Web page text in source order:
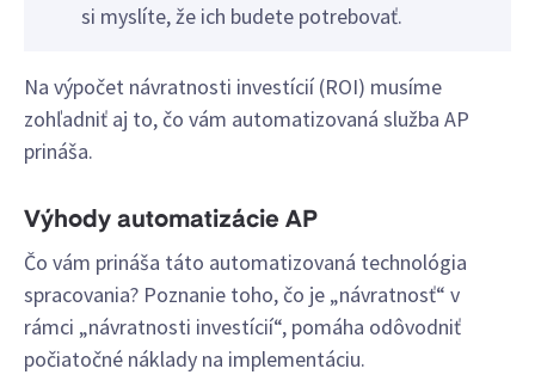
si myslíte, že ich budete potrebovať.
Na výpočet návratnosti investícií (ROI) musíme
zohľadniť aj to, čo vám automatizovaná služba AP
prináša.
Výhody automatizácie AP
Čo vám prináša táto automatizovaná technológia
spracovania? Poznanie toho, čo je „návratnosť“ v
rámci „návratnosti investícií“, pomáha odôvodniť
počiatočné náklady na implementáciu.